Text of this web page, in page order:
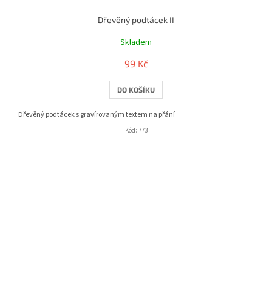
Dřevěný podtácek II
Skladem
99 Kč
DO KOŠÍKU
Dřevěný podtácek s gravírovaným textem na přání
Kód: 773